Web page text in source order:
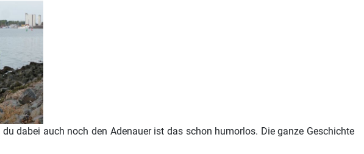
dabei auch noch den Adenauer ist das schon humorlos. Die ganze Geschichte